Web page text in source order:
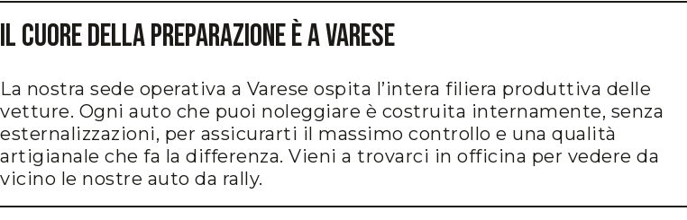
Il Cuore della Preparazione è a Varese
La nostra sede operativa a Varese ospita l’intera filiera produttiva delle
vetture. Ogni auto che puoi noleggiare è costruita internamente, senza
esternalizzazioni, per assicurarti il massimo controllo e una qualità
artigianale che fa la differenza. Vieni a trovarci in officina per vedere da
vicino le nostre auto da rally.